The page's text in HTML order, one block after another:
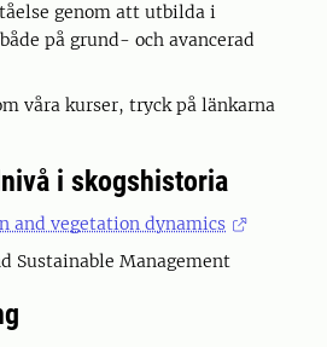
genom att utbilda i
på grund- och avancerad
våra kurser, tryck på länkarna
i skogshistoria
and vegetation dynamics
Sustainable Management